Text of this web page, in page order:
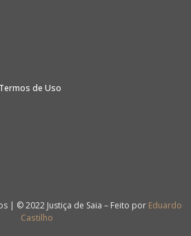
de Uso
| © 2022 Justiça de Saia – Feito por Eduardo
Castilho